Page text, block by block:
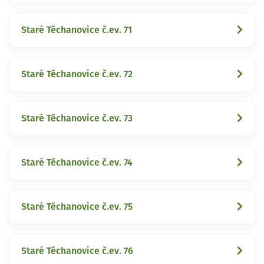
Staré Těchanovice č.ev. 71
Staré Těchanovice č.ev. 72
Staré Těchanovice č.ev. 73
Staré Těchanovice č.ev. 74
Staré Těchanovice č.ev. 75
Staré Těchanovice č.ev. 76